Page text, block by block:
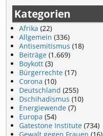
Kategorien
Afrika (22)
Allgemein (336)
Antisemitismus (18)
Beiträge (1.669)
Boykott (3)
Bürgerrechte (17)
Corona (10)
Deutschland (255)
Dschihadismus (10)
Energiewende (7)
Europa (54)
Gatestone Institute (734)